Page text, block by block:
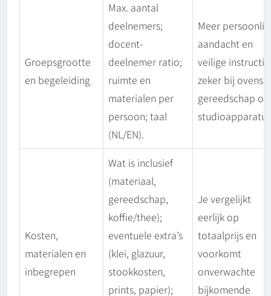
Groepsgrootte
en begeleiding
Max. aantal
deelnemers;
docent-
deelnemer ratio;
ruimte en
materialen per
persoon; taal
(NL/EN).
Meer
aandacht en
veilige
zeker bij ovens,
gereedschap of
Kosten,
materialen en
inbegrepen
Wat is inclusief
(materiaal,
gereedschap,
koffie/thee);
eventuele extra’s
(klei, glazuur,
stookkosten,
prints, papier);
Je vergelijkt
eerlijk op
totaalprijs en
voorkomt
onverwachte
bijkomende